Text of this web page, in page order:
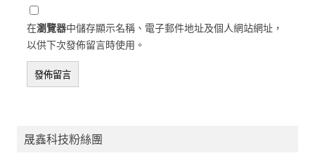
在瀏覽器中儲存顯示名稱、電子郵件地址及個人網站網址，
以供下次發佈留言時使用。
晟鑫科技粉絲團